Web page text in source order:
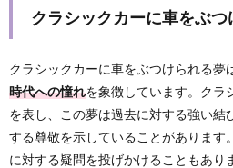
クラシックカーに車をぶ
クラシックカーに車をぶつけられる夢
時代への憧れを象徴しています。クラ
を表し、この夢は過去に対する強い結
する尊敬を示していることがあります
に対する疑問を投げかけることもあり